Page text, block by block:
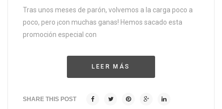
Tras unos meses de parón, volvemos a la carga poco a
poco, pero ¡con muchas ganas! Hemos sacado esta
promoción especial con
LEER MÁS
SHARE THIS POST